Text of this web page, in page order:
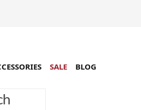
SALE BLOG